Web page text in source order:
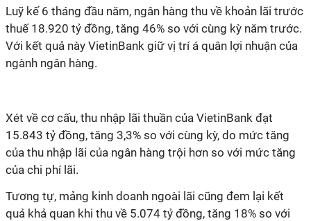
Luỹ kế 6 tháng đầu năm, ngân hàng thu về khoản lãi trước
thuế 18.920 tỷ đồng, tăng 46% so với cùng kỳ năm trước.
Với kết quả này VietinBank giữ vị trí á quân lợi nhuận của
ngành ngân hàng.
Xét về cơ cấu, thu nhập lãi thuần của VietinBank đạt
15.843 tỷ đồng, tăng 3,3% so với cùng kỳ, do mức tăng
của thu nhập lãi của ngân hàng trội hơn so với mức tăng
của chi phí lãi.
Tương tự, mảng kinh doanh ngoài lãi cũng đem lại kết
quả khả quan khi thu về 5.074 tỷ đồng, tăng 18% so với